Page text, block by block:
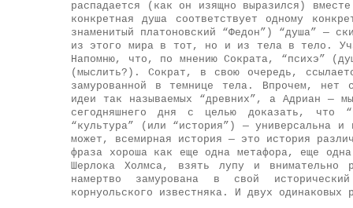
распадается (как он изящно выразился)
конкретная душа соответствует одному
знаменитый платоновский “Федон”) “душа” —
из этого мира в тот, но и из тела в тело.
Напомню, что, по мнению Сократа, “психэ”
(мыслить?). Сократ, в свою очередь,
замурованной в темнице тела. Впрочем, нет
идеи так называемых “древних”, а Адриан —
сегодняшнего дня с целью доказать, что
“культура” (или “история”) — универсальна
может, всемирная история — это история
фраза хороша как еще одна метафора, еще
Шерлока Холмса, взять лупу и
намертво замурована в свой
корнуольского известняка. И двух